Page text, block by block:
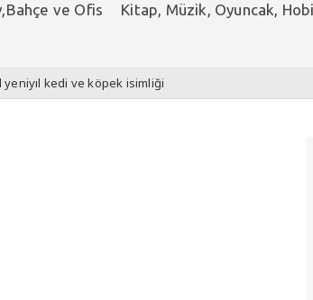
ve Ofis Kitap, Müzik, Oyuncak, Hobi
yeniyıl kedi ve köpek isimliği